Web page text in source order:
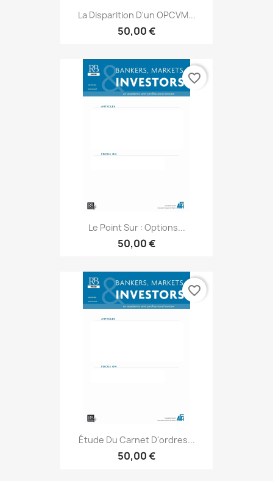
La Disparition D'un OPCVM...
50,00 €
Le Point Sur : Options...
50,00 €
favorite_border
Étude Du Carnet D'ordres...
50,00 €
favorite_border